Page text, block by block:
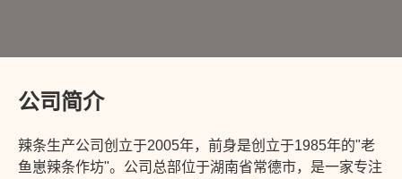
公司简介
辣条生产公司创立于2005年，前身是创立于1985年的"老
鱼崽辣条作坊"。公司总部位于湖南省常德市，是一家专注